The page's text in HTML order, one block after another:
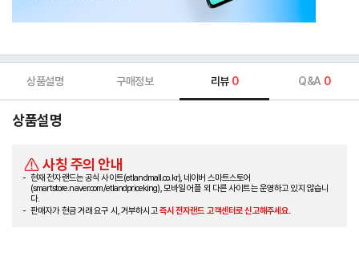
상품설명 구매정보 리뷰 0 Q&A 0
상품설명
사칭 주의 안내
현재 전자랜드는 공식 사이트(etlandmall.co.kr), 네이버 스마트스토어
(smartstore.naver.com/etlandpriceking), 모바일 어플 외 다른 사이트는 운영하고 있지 않습니
다.
판매자가 현금 거래 요구 시, 거부하시고즉시 전자랜드 고객센터로 신고해주세요.